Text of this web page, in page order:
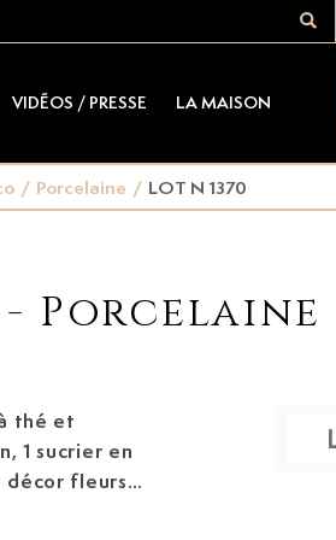
VIDÉOS / PRESSE LA MAISON
/ Porcelaine / LOT N 1370
thé et
1 sucrier en